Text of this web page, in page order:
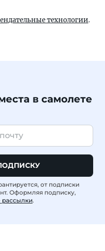
технологии.
в самолете
от подписки
Оформляя подписку,
рассылки.